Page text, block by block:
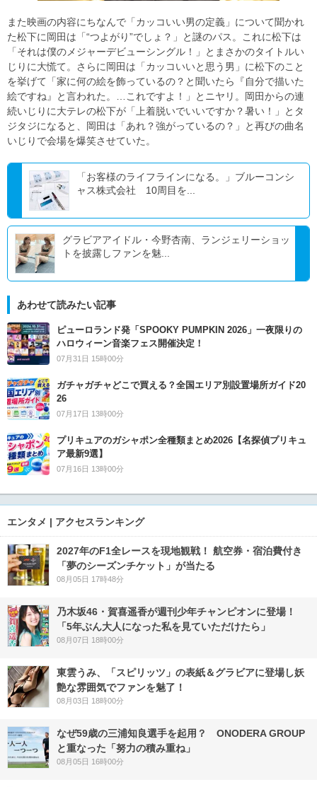
また映画の内容にちなんで「カッコいい男の定義」について聞かれ
た松下に岡田は「“つよがり”でしょ？」と謎のパス。これに松下は
「それは僕のメジャーデビューシングル！」とまさかのタイトルい
じりに大慌て。さらに岡田は「カッコいいと思う男」に松下のこと
を挙げて「家に何の絵を飾っているの？と聞いたら『自分で描いた
絵ですね』と言われた。…これですよ！」とニヤリ。岡田からの連
続いじりに大テレの松下が「上着脱いでいいですか？暑い！」とタ
ジタジになると、岡田は「あれ？強がっているの？」と再びの曲名
いじりで会場を爆笑させていた。
「お客様のライフラインになる。」ブルーコンシ
ャス株式会社 10周目を...
グラビアアイドル・今野杏南、ランジェリーショッ
トを披露しファンを魅...
あわせて読みたい記事
ピューロランド発「SPOOKY PUMPKIN 2026」一夜限りの
ハロウィーン音楽フェス開催決定！
07月31日 15時00分
ガチャガチャどこで買える？全国エリア別設置場所ガイド20
26
07月17日 13時00分
プリキュアのガシャポン全種類まとめ2026【名探偵プリキュ
ア最新9選】
07月16日 13時00分
エンタメ | アクセスランキング
2027年のF1全レースを現地観戦！ 航空券・宿泊費付き
「夢のシーズンチケット」が当たる
08月05日 17時48分
乃木坂46・賀喜遥香が週刊少年チャンピオンに登場！
「5年ぶん大人になった私を見ていただけたら」
08月07日 18時00分
東雲うみ、「スピリッツ」の表紙＆グラビアに登場し妖
艶な雰囲気でファンを魅了！
08月03日 18時00分
なぜ59歳の三浦知良選手を起用？ ONODERA GROUP
と重なった「努力の積み重ね」
08月05日 16時00分